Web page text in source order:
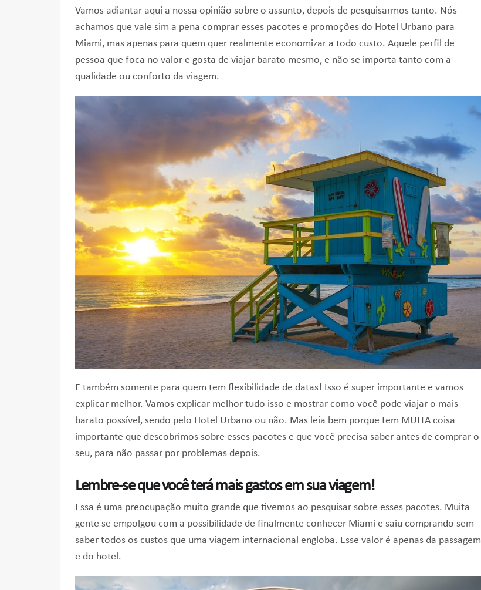
Vamos adiantar aqui a nossa opinião sobre o assunto, depois de pesquisarmos tanto. Nós
achamos que vale sim a pena comprar esses pacotes e promoções do Hotel Urbano para
Miami, mas apenas para quem quer realmente economizar a todo custo. Aquele perfil de
pessoa que foca no valor e gosta de viajar barato mesmo, e não se importa tanto com a
qualidade ou conforto da viagem.
E também somente para quem tem flexibilidade de datas! Isso é super importante e vamos
explicar melhor. Vamos explicar melhor tudo isso e mostrar como você pode viajar o mais
barato possível, sendo pelo Hotel Urbano ou não. Mas leia bem porque tem MUITA coisa
importante que descobrimos sobre esses pacotes e que você precisa saber antes de comprar o
seu, para não passar por problemas depois.
Lembre-se que você terá mais gastos em sua viagem!
Essa é uma preocupação muito grande que tivemos ao pesquisar sobre esses pacotes. Muita
gente se empolgou com a possibilidade de finalmente conhecer Miami e saiu comprando sem
saber todos os custos que uma viagem internacional engloba. Esse valor é apenas da passagem
e do hotel.